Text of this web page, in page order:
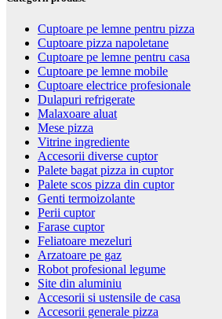
Cuptoare pe lemne pentru pizza
Cuptoare pizza napoletane
Cuptoare pe lemne pentru casa
Cuptoare pe lemne mobile
Cuptoare electrice profesionale
Dulapuri refrigerate
Malaxoare aluat
Mese pizza
Vitrine ingrediente
Accesorii diverse cuptor
Palete bagat pizza in cuptor
Palete scos pizza din cuptor
Genti termoizolante
Perii cuptor
Farase cuptor
Feliatoare mezeluri
Arzatoare pe gaz
Robot profesional legume
Site din aluminiu
Accesorii si ustensile de casa
Accesorii generale pizza